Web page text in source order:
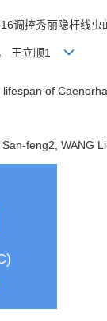
调控秀丽隐杆线虫
王立顺1
of
San-feng2, WANG